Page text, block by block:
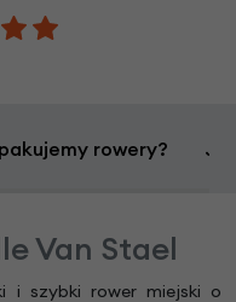
rowery?
Van Stael
i szybki rower miejski o